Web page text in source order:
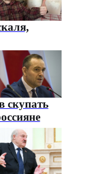
скупать